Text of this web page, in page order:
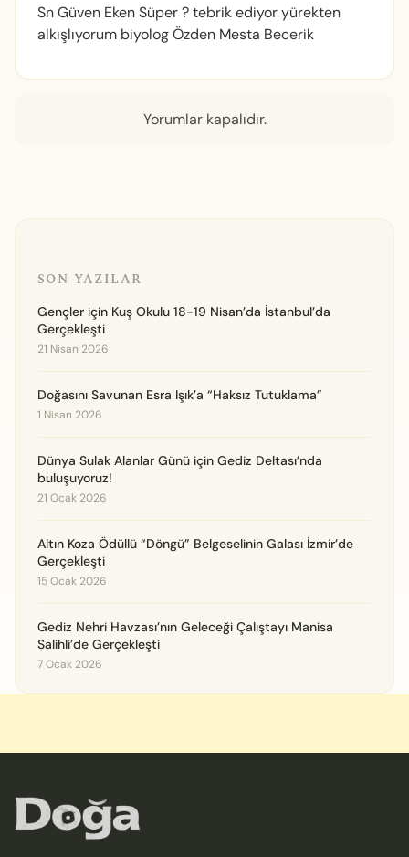
Sn Güven Eken Süper ? tebrik ediyor yürekten
alkışlıyorum biyolog Özden Mesta Becerik
Yorumlar kapalıdır.
SON YAZILAR
Gençler için Kuş Okulu 18-19 Nisan’da İstanbul’da
Gerçekleşti
21 Nisan 2026
Doğasını Savunan Esra Işık’a “Haksız Tutuklama”
1 Nisan 2026
Dünya Sulak Alanlar Günü için Gediz Deltası’nda
buluşuyoruz!
21 Ocak 2026
Altın Koza Ödüllü “Döngü” Belgeselinin Galası İzmir’de
Gerçekleşti
15 Ocak 2026
Gediz Nehri Havzası’nın Geleceği Çalıştayı Manisa
Salihli’de Gerçekleşti
7 Ocak 2026